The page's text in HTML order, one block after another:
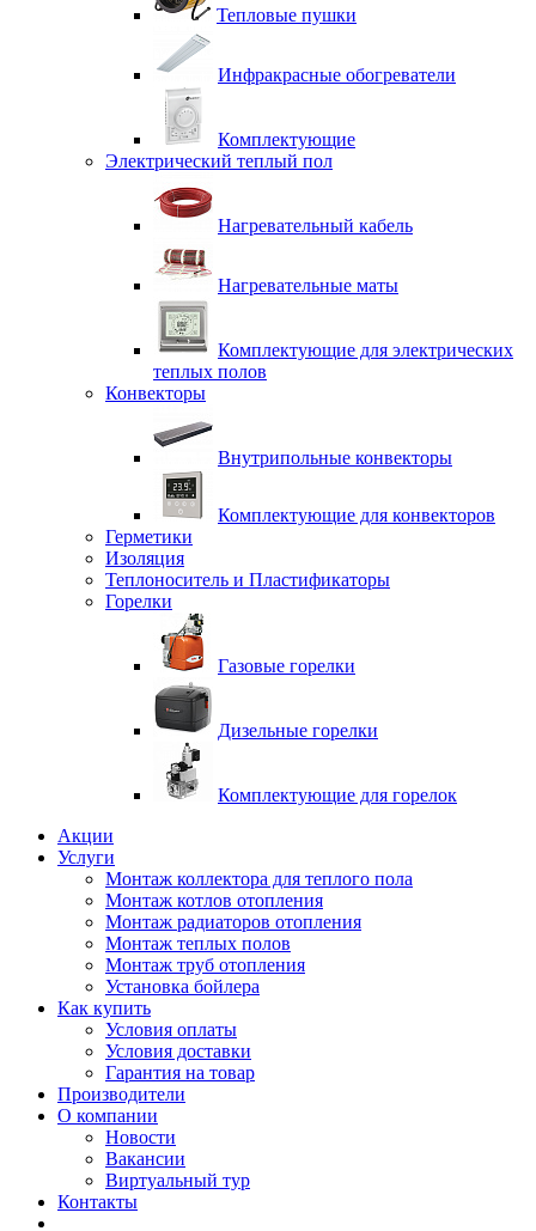
Тепловые пушки
Инфракрасные обогреватели
Комплектующие
Электрический теплый пол
Нагревательный кабель
Нагревательные маты
Комплектующие для электрических
теплых полов
Конвекторы
Внутрипольные конвекторы
Комплектующие для конвекторов
Герметики
Изоляция
Теплоноситель и Пластификаторы
Горелки
Газовые горелки
Дизельные горелки
Комплектующие для горелок
Акции
Услуги
Монтаж коллектора для теплого пола
Монтаж котлов отопления
Монтаж радиаторов отопления
Монтаж теплых полов
Монтаж труб отопления
Установка бойлера
Как купить
Условия оплаты
Условия доставки
Гарантия на товар
Производители
О компании
Новости
Вакансии
Виртуальный тур
Контакты